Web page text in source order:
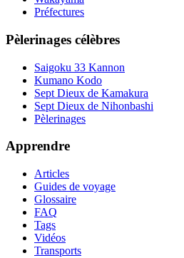
Préfectures
Pèlerinages célèbres
Saigoku 33 Kannon
Kumano Kodo
Sept Dieux de Kamakura
Sept Dieux de Nihonbashi
Pèlerinages
Apprendre
Articles
Guides de voyage
Glossaire
FAQ
Tags
Vidéos
Transports